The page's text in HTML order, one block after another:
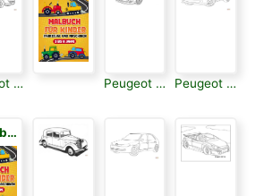
Peugeot 206 Cc Peugeot 207 Sw Peugeot 208
Kleurboek voor Kinderen 3